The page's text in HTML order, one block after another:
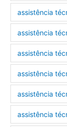
assistência
assistência
assistência
assistência
assistência
assistência